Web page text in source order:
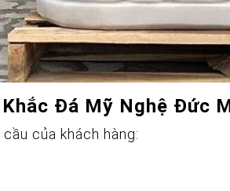
Đá Mỹ Nghệ Đức
của khách hàng: